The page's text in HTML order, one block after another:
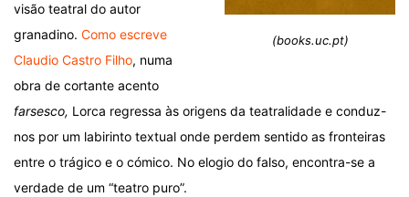
(books.uc.pt)
visão teatral do autor
granadino. Como escreve
Claudio Castro Filho, numa
obra de cortante acento
farsesco, Lorca regressa às origens da teatralidade e conduz-
nos por um labirinto textual onde perdem sentido as fronteiras
entre o trágico e o cómico. No elogio do falso, encontra-se a
verdade de um “teatro puro”.